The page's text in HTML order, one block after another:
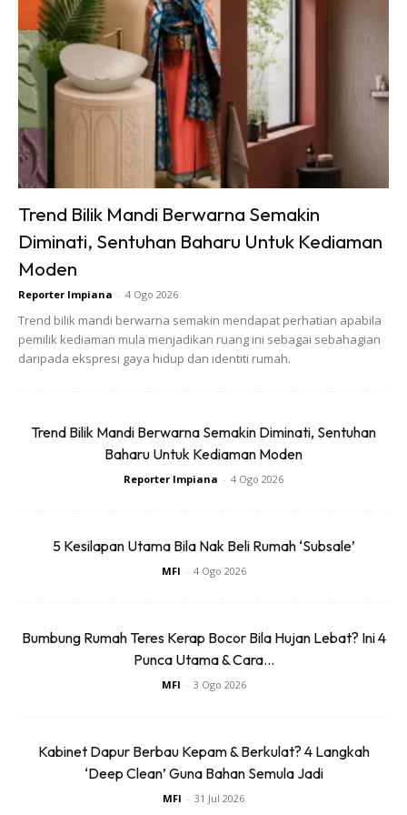
3. Keropok atau Snek Rangup
Keropok akan cepat lemau kalau disimpan di tempat panas
seperti atas peti ais. Minyak dalam keropok juga boleh
rosak, menyebabkan rasa jadi tak sedap.
4. Minuman Beralkohol
Walaupun tiada di rumah orang beragama Islam, bagi yang
menyimpan, haba dari peti ais boleh rosakkan rasa dan
Ads
aerosol tak sesuai disimpan atas peti ais. Panas boleh
Trend Bilik Mandi Berwarna Semakin
Diminati, Sentuhan Baharu Untuk Kediaman
Moden
Reporter Impiana - 4 Ogo 2026
Trend bilik mandi berwarna semakin mendapat perhatian apabila
pemilik kediaman mula menjadikan ruang ini sebagai sebahagian
daripada ekspresi gaya hidup dan identiti rumah.
Trend Bilik Mandi Berwarna Semakin Diminati, Sentuhan
Baharu Untuk Kediaman Moden
Reporter Impiana - 4 Ogo 2026
5 Kesilapan Utama Bila Nak Beli Rumah ‘Subsale’
MFI - 4 Ogo 2026
Bumbung Rumah Teres Kerap Bocor Bila Hujan Lebat? Ini 4
Punca Utama & Cara...
MFI - 3 Ogo 2026
Kabinet Dapur Berbau Kepam & Berkulat? 4 Langkah
‘Deep Clean’ Guna Bahan Semula Jadi
MFI - 31 Jul 2026